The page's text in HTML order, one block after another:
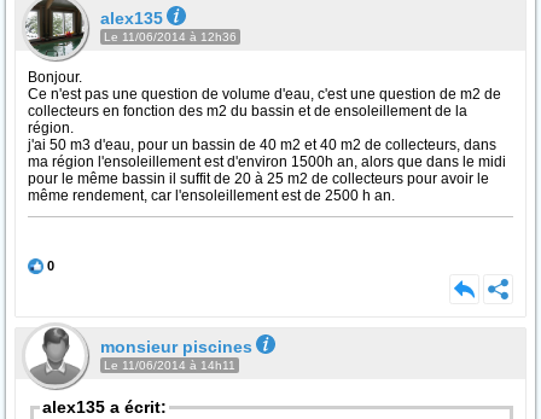
alex135
Le 11/06/2014 à 12h36
Bonjour.
Ce n'est pas une question de volume d'eau, c'est une question de m2 de
collecteurs en fonction des m2 du bassin et de ensoleillement de la
région.
j'ai 50 m3 d'eau, pour un bassin de 40 m2 et 40 m2 de collecteurs, dans
ma région l'ensoleillement est d'environ 1500h an, alors que dans le midi
pour le même bassin il suffit de 20 à 25 m2 de collecteurs pour avoir le
même rendement, car l'ensoleillement est de 2500 h an.
0
monsieur piscines
Le 11/06/2014 à 14h11
alex135 a écrit: